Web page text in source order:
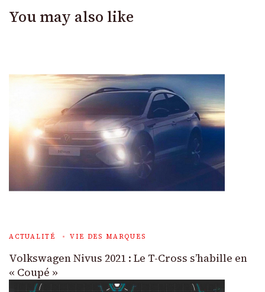
You may also like
ACTUALITÉ VIE DES MARQUES
Volkswagen Nivus 2021 : Le T-Cross s’habille en
« Coupé »